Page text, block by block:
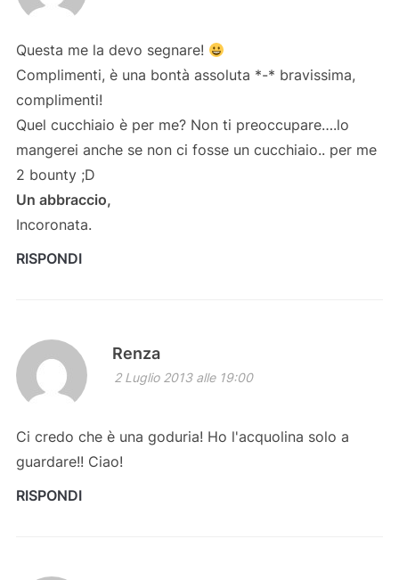
Questa me la devo segnare!
Complimenti, è una bontà assoluta *-* bravissima,
complimenti!
Quel cucchiaio è per me? Non ti preoccupare….lo
mangerei anche se non ci fosse un cucchiaio.. per me
2 bounty ;D
Un abbraccio,
Incoronata.
RISPONDI
Renza
2 Luglio 2013 alle 19:00
Ci credo che è una goduria! Ho l'acquolina solo a
guardare!! Ciao!
RISPONDI